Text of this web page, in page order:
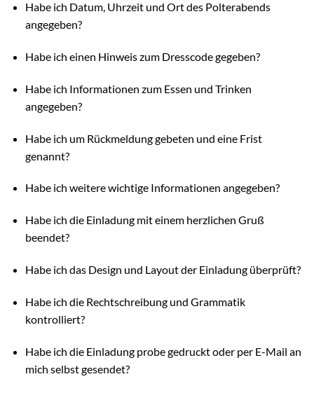
Habe ich Datum, Uhrzeit und Ort des Polterabends
angegeben?
Habe ich einen Hinweis zum Dresscode gegeben?
Habe ich Informationen zum Essen und Trinken
angegeben?
Habe ich um Rückmeldung gebeten und eine Frist
genannt?
Habe ich weitere wichtige Informationen angegeben?
Habe ich die Einladung mit einem herzlichen Gruß
beendet?
Habe ich das Design und Layout der Einladung überprüft?
Habe ich die Rechtschreibung und Grammatik
kontrolliert?
Habe ich die Einladung probe gedruckt oder per E-Mail an
mich selbst gesendet?